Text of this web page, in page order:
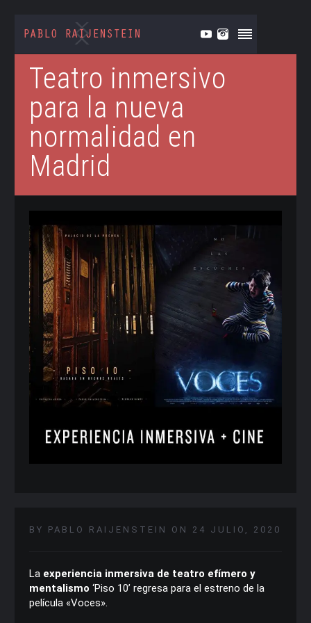
Teatro inmersivo
para la nueva
normalidad en
Madrid
BY PABLO RAIJENSTEIN ON 24 JULIO, 2020
La experiencia inmersiva de teatro efímero y
mentalismo ‘Piso 10’ regresa para el estreno de la
película «Voces».